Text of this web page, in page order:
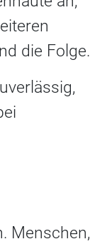
die Folge.
Menschen,